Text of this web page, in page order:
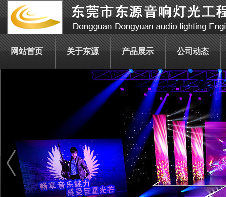
网站首页 关于东源 产品展示 公司动态